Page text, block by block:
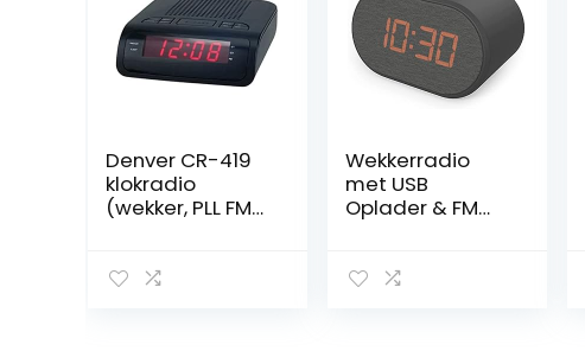
Denver CR-419
klokradio
(wekker, PLL FM-
Wekkerradio
met USB
Oplader & FM
Digitaal, Alarm